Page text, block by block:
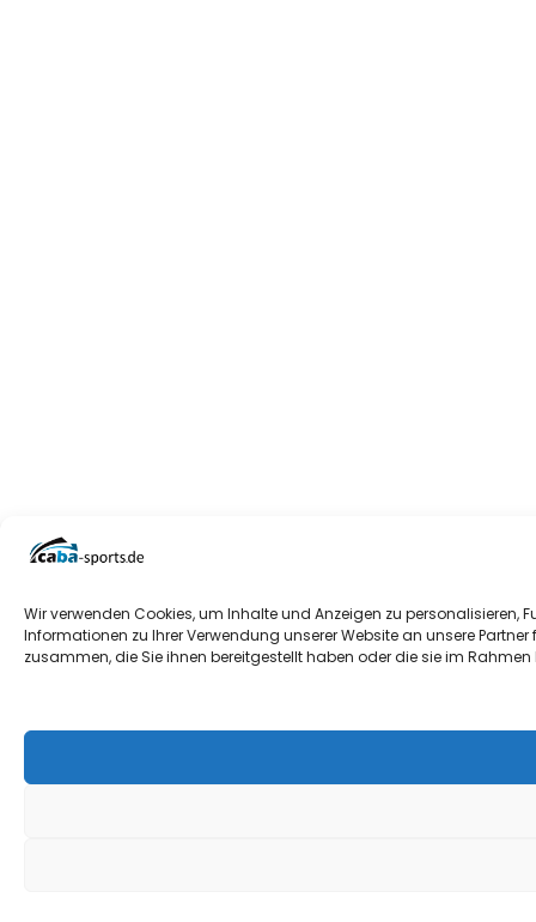
Wir verwenden Cookies, um Inhalte und Anzeigen zu
Informationen zu Ihrer Verwendung unserer Website an unsere
zusammen, die Sie ihnen bereitgestellt haben oder die sie im